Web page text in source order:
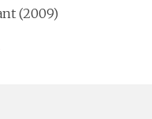
(2009)